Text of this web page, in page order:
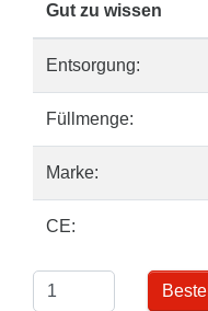
Gut zu wissen
Entsorgung:
Füllmenge:
Marke:
CE: